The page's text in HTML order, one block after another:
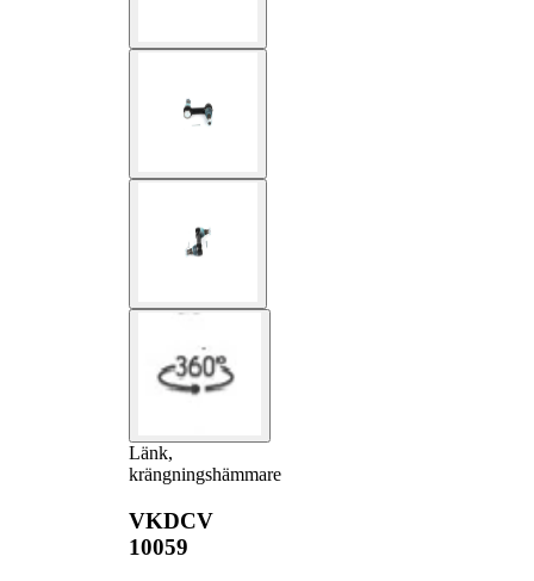
Länk,
krängningshämmare
VKDCV
10059